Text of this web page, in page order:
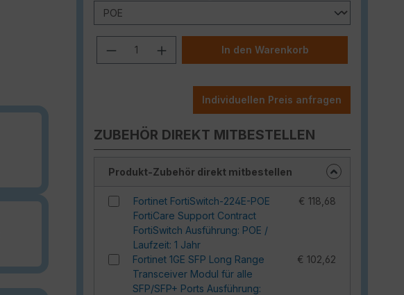
Produkt Anzahl: Gib den
In den Warenkorb
Individuellen Preis anfragen
ZUBEHÖR DIREKT MITBESTELLEN
Produkt-Zubehör direkt mitbestellen
Fortinet FortiSwitch-224E-POE
FortiCare Support Contract
FortiSwitch Ausführung: POE /
Laufzeit: 1 Jahr
€ 118,68
Fortinet 1GE SFP Long Range
Transceiver Modul für alle
SFP/SFP+ Ports Ausführung:
€ 102,62